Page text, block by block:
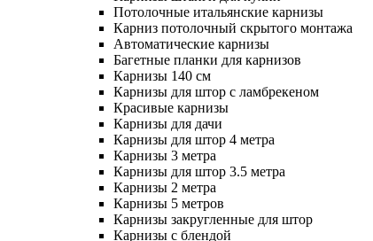
Потолочные итальянские карнизы
Карниз потолочный скрытого монтажа
Автоматические карнизы
Багетные планки для карнизов
Карнизы 140 см
Карнизы для штор с ламбрекеном
Красивые карнизы
Карнизы для дачи
Карнизы для штор 4 метра
Карнизы 3 метра
Карнизы для штор 3.5 метра
Карнизы 2 метра
Карнизы 5 метров
Карнизы закругленные для штор
Карнизы с блендой